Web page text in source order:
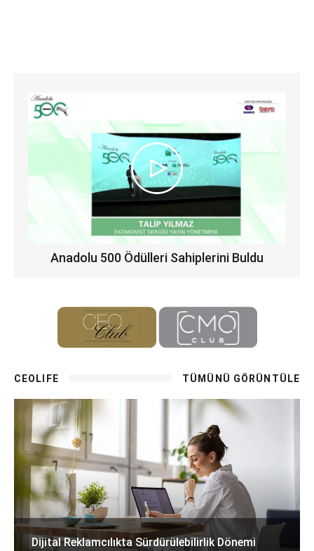
Anadolu 500 Ödülleri Sahiplerini Buldu
CEOLIFE TÜMÜNÜ GÖRÜNTÜLE
Dijital Reklamcılıkta Sürdürülebilirlik Dönemi